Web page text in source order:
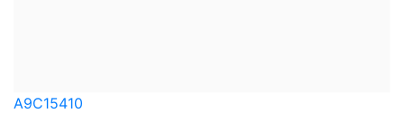
A9C15410